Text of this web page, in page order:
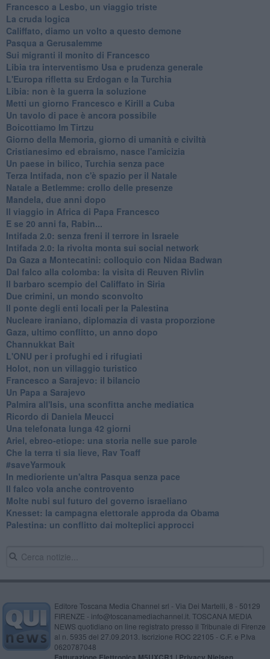
Francesco a Lesbo, un viaggio triste
La cruda logica
Califfato, diamo un volto a questo demone
Pasqua a Gerusalemme
Sui migranti il monito di Francesco
Libia tra interventismo Usa e prudenza generale
L'Europa rifletta su Erdogan e la Turchia
Libia: non è la guerra la soluzione
Metti un giorno Francesco e Kirill a Cuba
Un tavolo di pace è ancora possibile
Boicottiamo Im Tirtzu
Giorno della Memoria, giorno di umanità e civiltà
Cristianesimo ed ebraismo, nasce l'amicizia
Un paese in bilico, Turchia senza pace
Terza Intifada, non c'è spazio per il Natale
Natale a Betlemme: crollo delle presenze
Mandela, due anni dopo
Il viaggio in Africa di Papa Francesco
E se 20 anni fa, Rabin...
Intifada 2.0: senza freni il terrore in Israele
Intifada 2.0: la rivolta monta sui social network
Da Gaza a Montecatini: colloquio con Nidaa Badwan
Dal falco alla colomba: la visita di Reuven Rivlin
Il barbaro scempio del Califfato in Siria
Due crimini, un mondo sconvolto
Il ponte degli enti locali per la Palestina
Nucleare iraniano, diplomazia di vasta proporzione
Gaza, ultimo conflitto, un anno dopo
Channukkat Bait
L'ONU per i profughi ed i rifugiati
Holot, non un villaggio turistico
Francesco a Sarajevo: il bilancio
Un Papa a Sarajevo
Palmira all'Isis, una sconfitta anche mediatica
Ricordo di Daniela Meucci
​Una telefonata lunga 42 giorni
​Ariel, ebreo-etiope: una storia nelle sue parole
Che la terra ti sia lieve, Rav Toaff
​#saveYarmouk
​In medioriente un'altra Pasqua senza pace
​Il falco vola anche controvento
Molte nubi sul futuro del governo israeliano
Knesset: la campagna elettorale approda da Obama
Palestina: un conflitto dai molteplici approcci
Editore Toscana Media Channel srl - Via Dei Martelli, 8 - 50129
FIRENZE - info@toscanamediachannel.it. TOSCANA MEDIA
NEWS quotidiano on line registrato presso il Tribunale di Firenze
al n. 5935 del 27.09.2013. Iscrizione ROC 22105 - C.F. e P.Iva
0620787048